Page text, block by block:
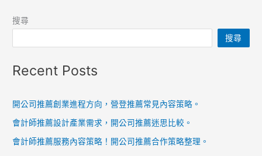
搜尋
搜尋
Recent Posts
開公司推薦創業進程方向，營登推薦常見內容策略。
會計師推薦設計產業需求，開公司推薦迷思比較。
會計師推薦服務內容策略！開公司推薦合作策略整理。